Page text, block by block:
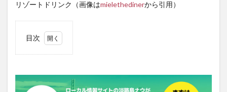
リゾートドリンク（画像はmielethedinerから引用）
目次
岸を